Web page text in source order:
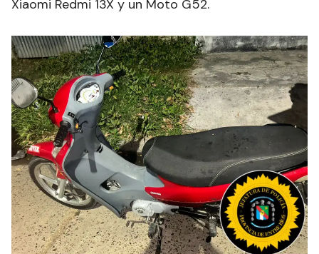
Xiaomi Redmi 13X y un Moto G52.